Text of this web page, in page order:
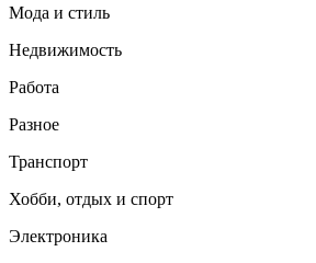
Мода и стиль
Недвижимость
Работа
Разное
Транспорт
Хобби, отдых и спорт
Электроника